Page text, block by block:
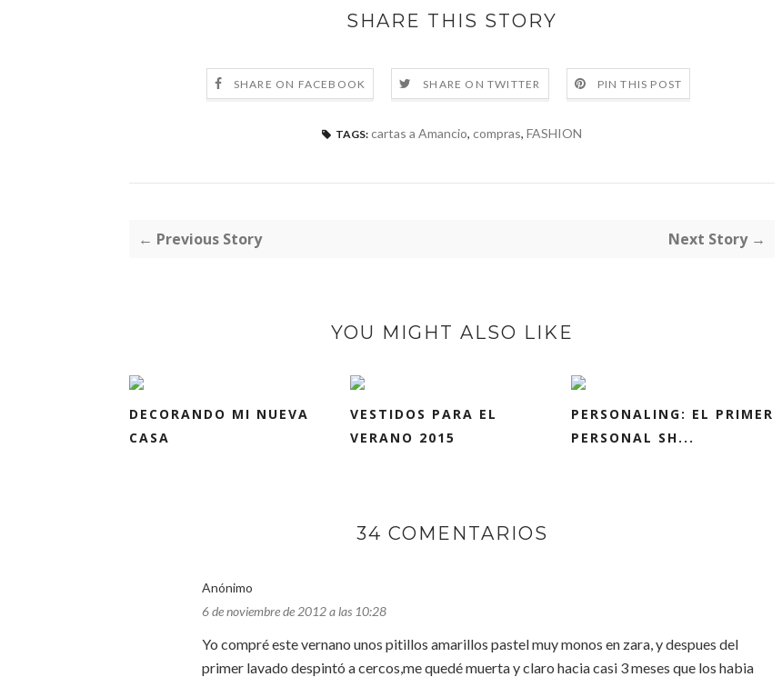
SHARE THIS STORY
SHARE ON FACEBOOK SHARE ON TWITTER PIN THIS POST
TAGS: cartas a Amancio, compras, FASHION
← Previous Story Next Story →
YOU MIGHT ALSO LIKE
DECORANDO MI NUEVA
CASA
VESTIDOS PARA EL
VERANO 2015
PERSONALING: EL PRIMER
PERSONAL SH...
34 COMENTARIOS
Anónimo
6 de noviembre de 2012 a las 10:28
Yo compré este vernano unos pitillos amarillos pastel muy monos en zara, y despues del
primer lavado despintó a cercos,me quedé muerta y claro hacia casi 3 meses que los habia